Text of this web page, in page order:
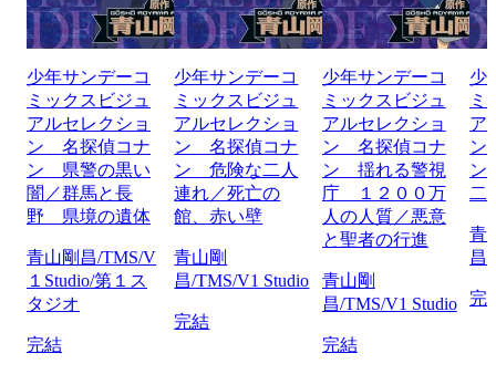
少年サンデーコ
ミックスビジュ
アルセレクショ
ン 名探偵コナ
ン 県警の黒い
闇／群馬と長
野 県境の遺体
青山剛昌/TMS/V
１Studio/第１ス
タジオ
完結
少年サンデーコ
ミックスビジュ
アルセレクショ
ン 名探偵コナ
ン 危険な二人
連れ／死亡の
館、赤い壁
青山剛
昌/TMS/V1 Studio
完結
少年サンデーコ
ミックスビジュ
アルセレクショ
ン 名探偵コナ
ン 揺れる警視
庁 １２００万
人の人質／悪意
と聖者の行進
青山剛
昌/TMS/V1 Studio
完結
少
ミ
ア
ン
ン
二
青
昌
完